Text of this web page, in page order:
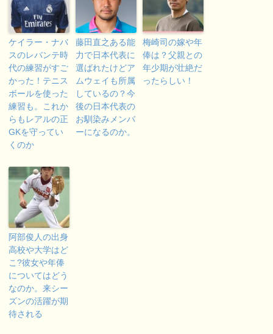
ケイラー・ナバ
スのレバンテ時
代の練習がすご
かった！テニス
ボールを使った
練習も。これか
らもレアルの正
GKを守ってい
くのか
藤田直之ある能
力で日本代表に
選ばれたけどア
ムウェイも所属
しているの？今
後の日本代表の
お馴染みメンバ
ーになるのか。
梅崎司の嫁や年
俸は？父親との
年少期が壮絶だ
ったらしい！
阿部俊人の出身
高校や大学はど
こ?彼女や年俸
についてはどう
なのか。来シー
ズンの活躍が期
待される